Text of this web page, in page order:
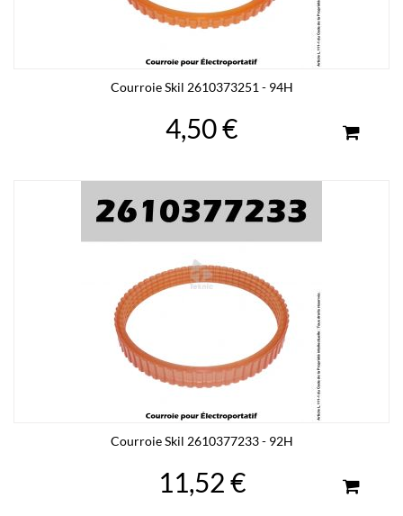
Courroie Skil 2610373251 - 94H
4,50 €
Courroie Skil 2610377233 - 92H
11,52 €